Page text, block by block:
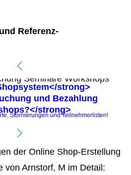
Referenz-
strong>
und Bezahlung
strong>
Stornierungen und Teilnehmerlisten!
der Online Shop-Erstellung
von Arnstorf, M im Detail: